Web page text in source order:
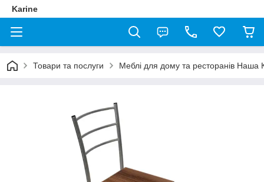
Karine
Товари та послуги Меблі для дому та ресторанів Наша